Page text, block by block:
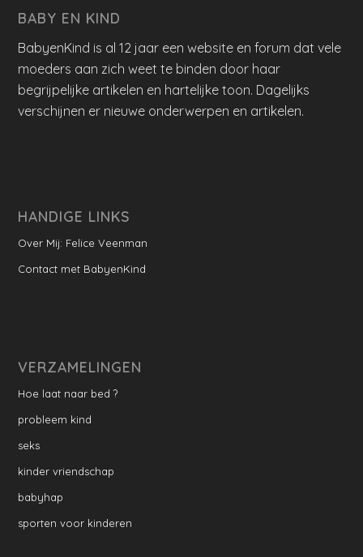
BABY EN KIND
BabyenKind is al 12 jaar een website en forum dat vele
moeders aan zich weet te binden door haar
begrijpelijke artikelen en hartelijke toon. Dagelijks
verschijnen er nieuwe onderwerpen en artikelen.
HANDIGE LINKS
Over Mij: Felice Veenman
Contact met BabyenKind
VERZAMELINGEN
Hoe laat naar bed ?
probleem kind
seks
kinder vriendschap
babyhap
sporten voor kinderen